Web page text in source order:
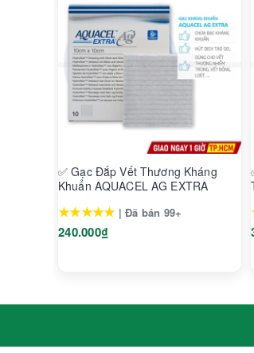
Công ty TNHH Vật Tư Y Tế Bích
Số 5 Đường số 18, Phường Bình
Xuất xứ: Trung Quốc
✅ Gạc Đắp Vết Thương Kháng
Khuẩn AQUACEL AG EXTRA
★★★★★ | Đã bán 99+
240.000₫